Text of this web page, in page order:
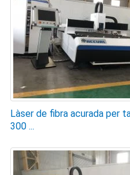
Làser de fibra acurada per
300 ...